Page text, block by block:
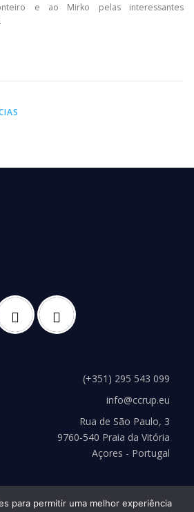
e ao Mirko pelas interessantes
(+351) 295 543 099
info@ccrup.eu
Rua de São Paulo, 3
9760-540 Praia da Vitória
Açores - Portugal
para permitir uma melhor experiência